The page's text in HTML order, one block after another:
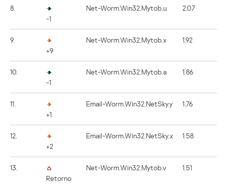
8.
-1
Net-Worm.Win32.Mytob.u 2.07
9.
+9
Net-Worm.Win32.Mytob.x 1.92
10.
-1
Net-Worm.Win32.Mytob.a 1.86
11.
+1
Email-Worm.Win32.NetSky.y 1.76
12.
+2
Email-Worm.Win32.NetSky.x 1.58
13.
Retorno
Net-Worm.Win32.Mytob.v 1.51